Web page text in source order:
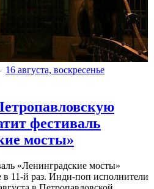
16 августа, воскресенье
фестиваль
мосты»
«Ленинградские мосты»
в 11-й раз. Инди-поп исполнители